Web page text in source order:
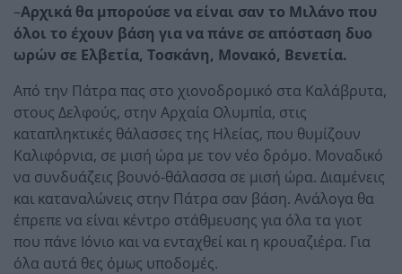
–Αρχικά θα μπορούσε να είναι σαν το Μιλάνο που
όλοι το έχουν βάση για να πάνε σε απόσταση δυο
ωρών σε Ελβετία, Τοσκάνη, Μονακό, Βενετία.
Από την Πάτρα πας στο χιονοδρομικό στα Καλάβρυτα,
στους Δελφούς, στην Αρχαία Ολυμπία, στις
καταπληκτικές θάλασσες της Ηλείας, που θυμίζουν
Καλιφόρνια, σε μισή ώρα με τον νέο δρόμο. Μοναδικό
να συνδυάζεις βουνό-θάλασσα σε μισή ώρα. Διαμένεις
και καταναλώνεις στην Πάτρα σαν βάση. Ανάλογα θα
έπρεπε να είναι κέντρο στάθμευσης για όλα τα γιοτ
που πάνε Ιόνιο και να ενταχθεί και η κρουαζιέρα. Για
όλα αυτά θες όμως υποδομές.